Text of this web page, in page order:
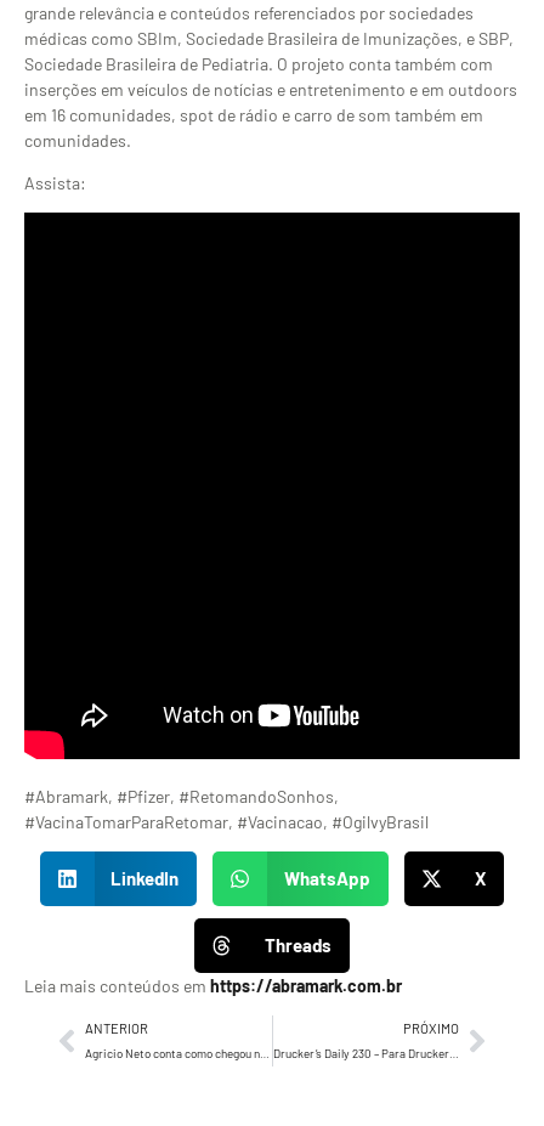
grande relevância e conteúdos referenciados por sociedades
médicas como SBIm, Sociedade Brasileira de Imunizações, e SBP,
Sociedade Brasileira de Pediatria. O projeto conta também com
inserções em veículos de notícias e entretenimento e em outdoors
em 16 comunidades, spot de rádio e carro de som também em
comunidades.
Assista:
#Abramark, #Pfizer, #RetomandoSonhos,
#VacinaTomarParaRetomar, #Vacinacao, #OgilvyBrasil
LinkedIn WhatsApp X
Threads
Leia mais conteúdos em https://abramark.com.br
ANTERIOR
Agricio Neto conta como chegou no marketing e sua história de sucesso como VP de marketing na Sky
PRÓXIMO
Drucker’s Daily 230 – Para Drucker, familiares podem ser contratados se realmente forem competentes